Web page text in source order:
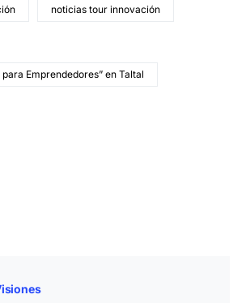
noticias tour innovación
Emprendedores” en Taltal